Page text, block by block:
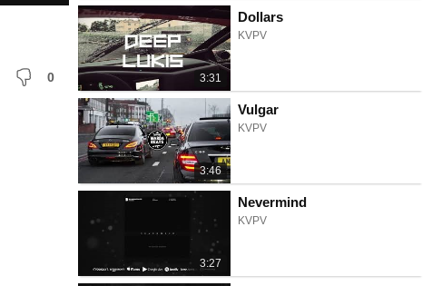
0 3:31
Dollars
KVPV
3:46
Vulgar
KVPV
3:27
Nevermind
KVPV